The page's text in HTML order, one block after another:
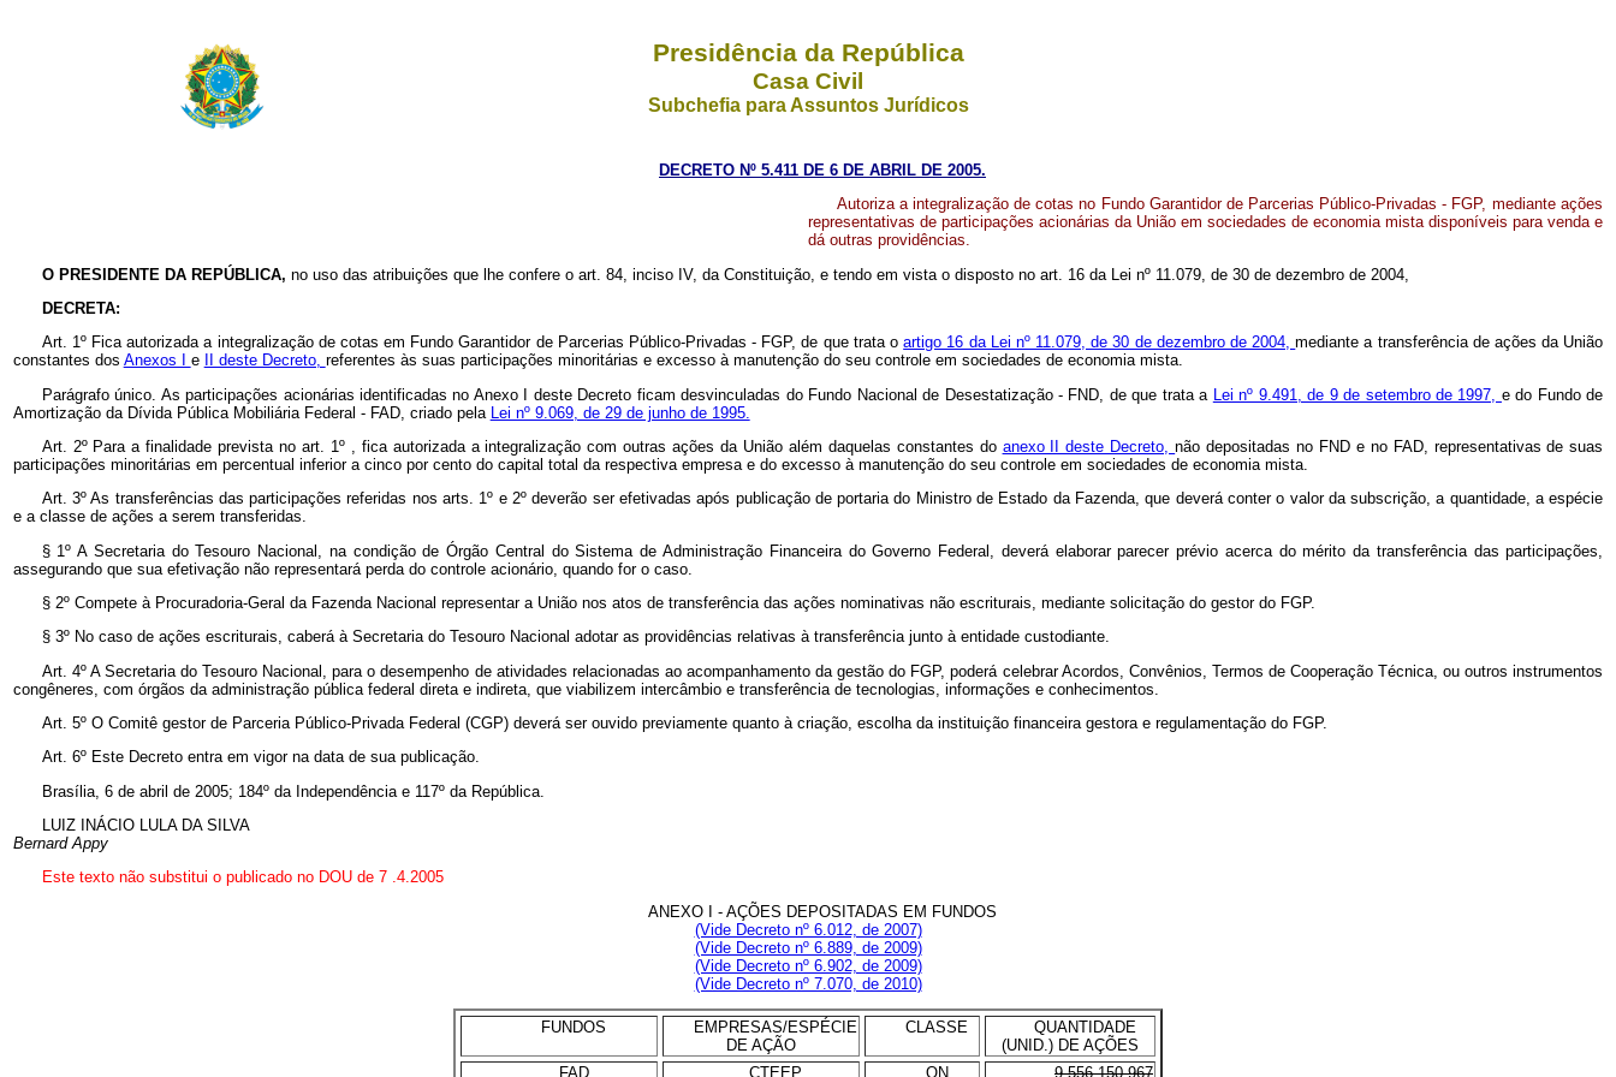
Presidência da República
Casa Civil
Subchefia para Assuntos Jurídicos
DECRETO Nº 5.411 DE 6 DE ABRIL DE 2005.
Autoriza a integralização de cotas no Fundo Garantidor de Parcerias Público-Privadas - FGP, mediante ações
representativas de participações acionárias da União em sociedades de economia mista disponíveis para venda e
dá outras providências.
O PRESIDENTE DA REPÚBLICA, no uso das atribuições que lhe confere o art. 84, inciso IV, da Constituição, e tendo em vista o disposto no art. 16 da Lei nº 11.079, de 30 de dezembro de 2004,
DECRETA:
Art. 1º Fica autorizada a integralização de cotas em Fundo Garantidor de Parcerias Público-Privadas - FGP, de que trata oartigo 16 da Lei nº 11.079, de 30 de dezembro de 2004,mediante a transferência de ações da União
constantes dos Anexos I e II deste Decreto, referentes às suas participações minoritárias e excesso à manutenção do seu controle em sociedades de economia mista.
Parágrafo único. As participações acionárias identificadas no Anexo I deste Decreto ficam desvinculadas do Fundo Nacional de Desestatização - FND, de que trata a Lei nº 9.491, de 9 de setembro de 1997, e do Fundo de
Amortização da Dívida Pública Mobiliária Federal - FAD, criado pela Lei nº 9.069, de 29 de junho de 1995.
Art. 2º Para a finalidade prevista no art. 1º , fica autorizada a integralização com outras ações da União além daquelas constantes do anexo II deste Decreto,não depositadas no FND e no FAD, representativas de suas
participações minoritárias em percentual inferior a cinco por cento do capital total da respectiva empresa e do excesso à manutenção do seu controle em sociedades de economia mista.
Art. 3º As transferências das participações referidas nos arts. 1º e 2º deverão ser efetivadas após publicação de portaria do Ministro de Estado da Fazenda, que deverá conter o valor da subscrição, a quantidade, a espécie
e a classe de ações a serem transferidas.
§ 1º A Secretaria do Tesouro Nacional, na condição de Órgão Central do Sistema de Administração Financeira do Governo Federal, deverá elaborar parecer prévio acerca do mérito da transferência das participações,
assegurando que sua efetivação não representará perda do controle acionário, quando for o caso.
§ 2º Compete à Procuradoria-Geral da Fazenda Nacional representar a União nos atos de transferência das ações nominativas não escriturais, mediante solicitação do gestor do FGP.
§ 3º No caso de ações escriturais, caberá à Secretaria do Tesouro Nacional adotar as providências relativas à transferência junto à entidade custodiante.
Art. 4º A Secretaria do Tesouro Nacional, para o desempenho de atividades relacionadas ao acompanhamento da gestão do FGP, poderá celebrar Acordos, Convênios, Termos de Cooperação Técnica, ou outros instrumentos
congêneres, com órgãos da administração pública federal direta e indireta, que viabilizem intercâmbio e transferência de tecnologias, informações e conhecimentos.
Art. 5º O Comitê gestor de Parceria Público-Privada Federal (CGP) deverá ser ouvido previamente quanto à criação, escolha da instituição financeira gestora e regulamentação do FGP.
Art. 6º Este Decreto entra em vigor na data de sua publicação.
Brasília, 6 de abril de 2005; 184º da Independência e 117º da República.
LUIZ INÁCIO LULA DA SILVA
Bernard Appy
Este texto não substitui o publicado no DOU de 7 .4.2005
ANEXO I - AÇÕES DEPOSITADAS EM FUNDOS
(Vide Decreto nº 6.012, de 2007)
(Vide Decreto nº 6.889, de 2009)
(Vide Decreto nº 6.902, de 2009)
(Vide Decreto nº 7.070, de 2010)
FUNDOS
EMPRESAS/ESPÉCIE
DE AÇÃO
CLASSE
QUANTIDADE
(UNID.) DE AÇÕES
FAD
CTEEP ON 9.556.150.967